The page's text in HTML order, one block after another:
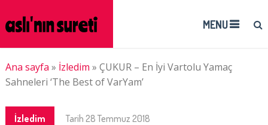
MENU
Ana sayfa » İzledim » ÇUKUR – En İyi Vartolu Yamaç
Sahneleri ‘The Best of VarYam’
İzledim Tarih 28 Temmuz 2018